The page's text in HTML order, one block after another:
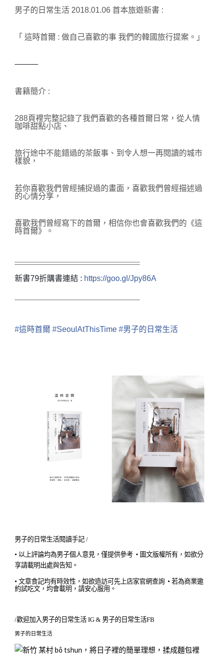
男子的日常生活 2018.01.06 首本旅遊新書 :
「 這時首爾 : 做自己喜歡的事 我們的韓國旅行提案 。」
———
書籍簡介 :
288頁裡完整記錄了我們喜歡的各種首爾日常， 從人情
咖啡甜點小店、
旅行途中不能錯過的茶飯事、到令人想一再閱讀的城市
樣貌，
若你喜歡我們曾經捕捉過的畫面，喜歡我們曾經描述過
的心情分享，
喜歡我們曾經寫下的首爾，相信你也會喜歡我們的《這
時首爾》。
新書79折購書連結 : https://goo.gl/Jpy86A
#這時首爾 #SeoulAtThisTime #男子的日常生活
男子的日常生活閱讀手記 /
• 以上評論均為男子個人意見，僅提供參考 • 圖文版權所有，如欲分
享請載明出處與告知。
• 文章食記均有時效性，如欲造訪可先上店家官網查詢 • 若為商業邀
約試吃文，均會載明，請安心服用。
/歡迎加入 男子的日常生活 IG & 男子的日常生活FB
男子的日常生活